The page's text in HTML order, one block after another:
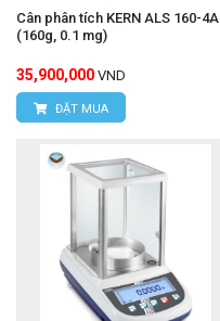
Cân phân tích KERN ALS 160-4A
(160g, 0.1 mg)
35,900,000 VND
ĐẶT MUA